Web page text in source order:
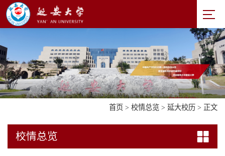
首页 > 校情总览 > 延大校历 > 正文
校情总览